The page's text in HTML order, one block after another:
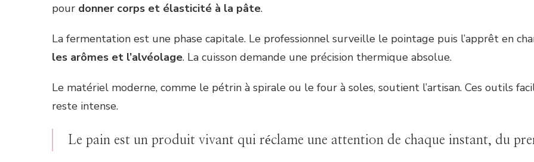
pour donner corps et élasticité à la pâte.
La fermentation est une phase capitale. Le professionnel surveille le pointage puis l’apprêt en
les arômes et l’alvéolage. La cuisson demande une précision thermique absolue.
Le matériel moderne, comme le pétrin à spirale ou le four à soles, soutient l’artisan. Ces outils
reste intense.
Le pain est un produit vivant qui réclame une attention de chaque instant, du